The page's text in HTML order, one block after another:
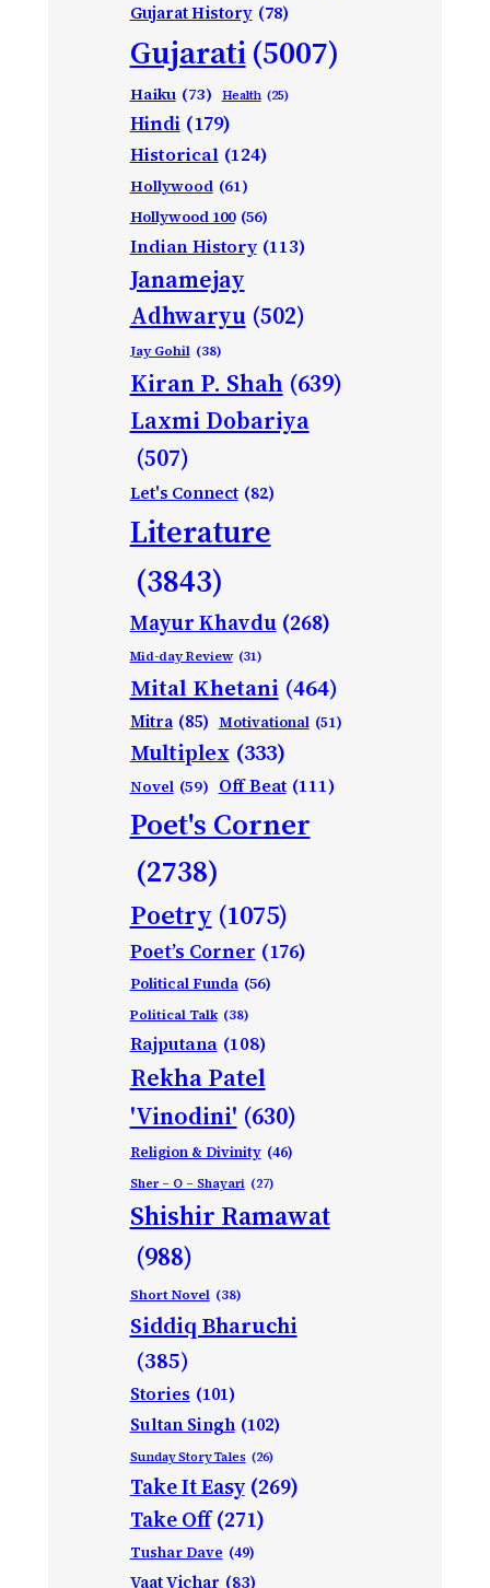
Gujarat History (78)
Gujarati(5007)
Haiku (73) Health (25)
Hindi (179)
Historical (124)
Hollywood (61)
Hollywood 100 (56)
Indian History (113)
Janamejay
Adhwaryu (502)
Jay Gohil (38)
Kiran P. Shah (639)
Laxmi Dobariya
(507)
Let's Connect (82)
Literature
(3843)
Mayur Khavdu (268)
Mid-day Review (31)
Mital Khetani (464)
Mitra (85) Motivational (51)
Multiplex (333)
Novel (59) Off Beat (111)
Poet's Corner
(2738)
Poetry (1075)
Poet’s Corner (176)
Political Funda (56)
Political Talk (38)
Rajputana (108)
Rekha Patel
'Vinodini' (630)
Religion & Divinity (46)
Sher – O – Shayari (27)
Shishir Ramawat
(988)
Short Novel (38)
Siddiq Bharuchi
(385)
Stories (101)
Sultan Singh (102)
Sunday Story Tales (26)
Take It Easy (269)
Take Off (271)
Tushar Dave (49)
Vaat Vichar (83)